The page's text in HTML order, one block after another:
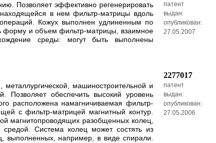
Позволяет эффективно регенерировать
в нем фильтр-матрицы вдоль
Кожух выполнен удлиненным по
форму и объем фильтр-матрицы, взаимное
среды: могут быть выполнены
патент
выдан:
опубликован:
27.05.2007
металлургической, машиностроительной и
Позволяет обеспечить высокий уровень
расположена намагничиваемая фильтр-
с фильтр-матрицей магнитный контур.
магнитопроводящих разобщенных колец,
Система колец может состять из
выполненных, например, в виде спирали.
2277017
патент
выдан:
опубликован:
27.05.2006